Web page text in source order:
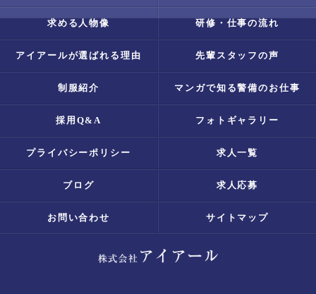
求める人物像 研修・仕事の流れ
アイアールが選ばれる理由 先輩スタッフの声
制服紹介 マンガで知る警備のお仕事
採用Q&A フォトギャラリー
プライバシーポリシー 求人一覧
ブログ 求人応募
お問い合わせ サイトマップ